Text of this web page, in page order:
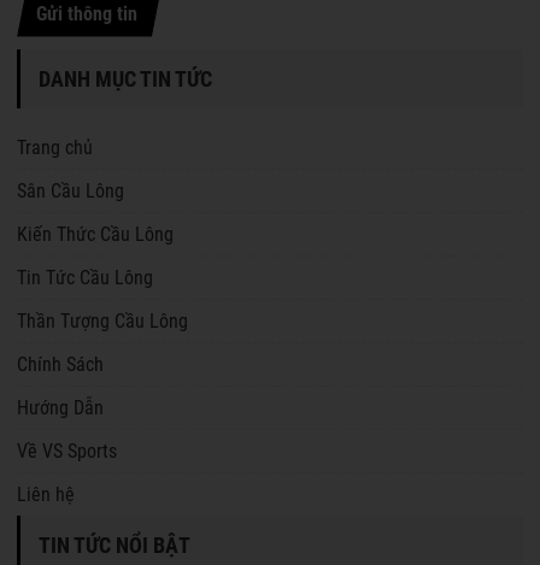
Gửi thông tin
DANH MỤC TIN TỨC
Trang chủ
Sân Cầu Lông
Kiến Thức Cầu Lông
Tin Tức Cầu Lông
Thần Tượng Cầu Lông
Chính Sách
Hướng Dẫn
Về VS Sports
Liên hệ
TIN TỨC NỔI BẬT